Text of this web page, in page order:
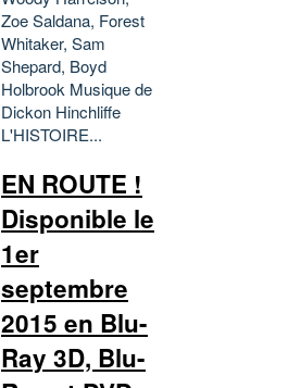
Zoe Saldana, Forest
Whitaker, Sam
Shepard, Boyd
Holbrook Musique de
Dickon Hinchliffe
L'HISTOIRE...
EN ROUTE !
Disponible le
1er
septembre
2015 en Blu-
Ray 3D, Blu-